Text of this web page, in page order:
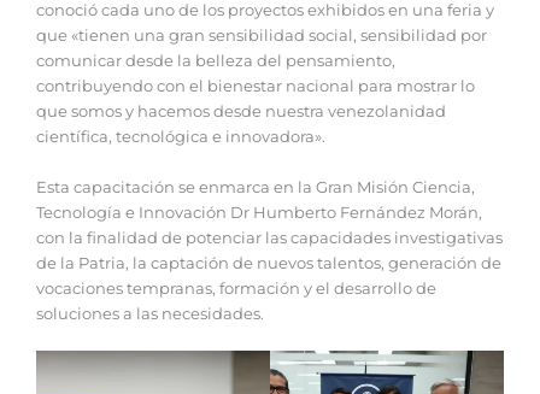
conoció cada uno de los proyectos exhibidos en una feria y
que «tienen una gran sensibilidad social, sensibilidad por
comunicar desde la belleza del pensamiento,
contribuyendo con el bienestar nacional para mostrar lo
que somos y hacemos desde nuestra venezolanidad
científica, tecnológica e innovadora».
Esta capacitación se enmarca en la Gran Misión Ciencia,
Tecnología e Innovación Dr Humberto Fernández Morán,
con la finalidad de potenciar las capacidades investigativas
de la Patria, la captación de nuevos talentos, generación de
vocaciones tempranas, formación y el desarrollo de
soluciones a las necesidades.